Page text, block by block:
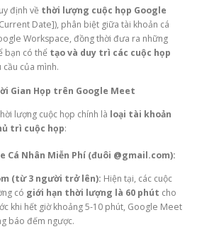
định về thời lượng cuộc họp Google
Date]), phân biệt giữa tài khoản cá
Workspace, đồng thời đưa ra những
bạn có thể tạo và duy trì các cuộc họp
của mình.
Gian Họp trên Google Meet
lượng cuộc họp chính là loại tài khoản
trì cuộc họp:
Cá Nhân Miễn Phí (đuôi @gmail.com):
(từ 3 người trở lên): Hiện tại, các cuộc
có giới hạn thời lượng là 60 phút cho
khi hết giờ khoảng 5-10 phút, Google Meet
báo đếm ngược.